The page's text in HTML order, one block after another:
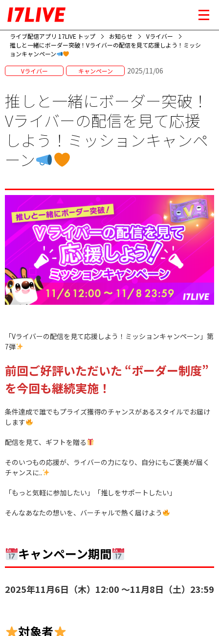
ライブ配信アプリ 17LIVE トップ お知らせ
Vライバー
推しと一緒にボーダー突破！Vライバーの配信を見て応援しよう！ミッシ
ョンキャンペーン
Vライバー キャンペーン 2025/11/06
推しと一緒にボーダー突破！
Vライバーの配信を見て応援
しよう！ミッションキャンペ
ーン
「Vライバーの配信を見て応援しよう！ミッションキャンペーン」第
7弾
前回ご好評いただいた “ボーダー制度”
を今回も継続実施！
条件達成で誰でもプライズ獲得のチャンスがあるスタイルでお届け
します
配信を見て、ギフトを贈る
そのいつもの応援が、ライバーの力になり、自分にもご褒美が届く
チャンスに..
「もっと気軽に参加したい」「推しをサポートしたい」
そんなあなたの想いを、バーチャルで熱く届けよう
キャンペーン期間
2025年11月6日（木）12:00 ～11月8日（土）23:59
対象者